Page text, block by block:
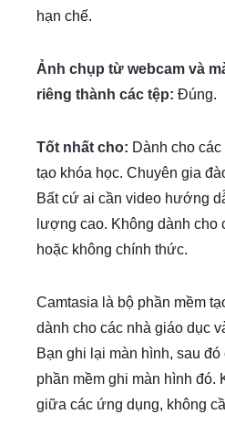
hạn chế.
Ảnh chụp từ webcam và
riêng thành các tệp: Đúng.
Tốt nhất cho: Dành cho
tạo khóa học. Chuyên gia
Bất cứ ai cần video hướng
lượng cao. Không dành cho
hoặc không chính thức.
Camtasia là bộ phần mềm
dành cho các nhà giáo dục
Bạn ghi lại màn hình, sau
phần mềm ghi màn hình đó.
giữa các ứng dụng, không